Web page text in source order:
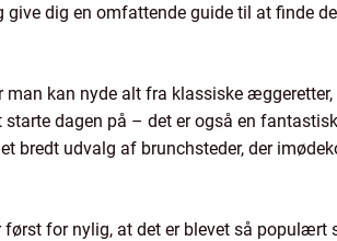
dig en omfattende guide til at finde
kan nyde alt fra klassiske
dagen på – det er også en
bredt udvalg af brunchsteder, der
for nylig, at det er blevet så populært